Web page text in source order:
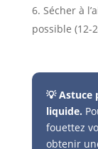
Sécher à
possible (12-
💡 Astuce
liquide.
fouettez
obtenir